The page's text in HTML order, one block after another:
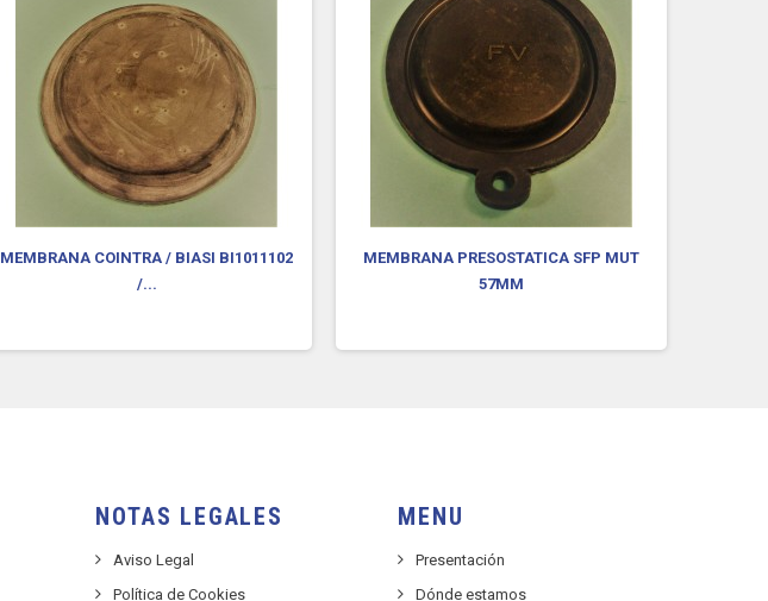
MEMBRANA COINTRA / BIASI BI1011102
/...
MEMBRANA PRESOSTATICA SFP MUT
57MM
NOTAS LEGALES
Aviso Legal
Política de Cookies
MENU
Presentación
Dónde estamos